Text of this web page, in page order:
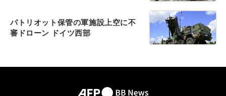
パトリオット保管の軍施設上空に不
審ドローン ドイツ西部